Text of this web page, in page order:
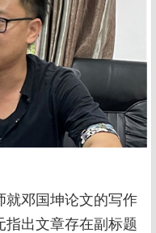
就邓国坤论文的写作
指出文章存在副标题